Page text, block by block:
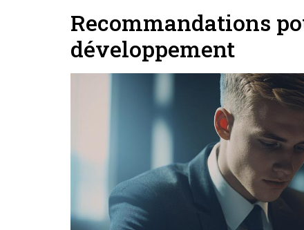
Recommandations
développement